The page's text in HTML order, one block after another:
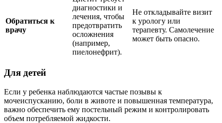
Обратиться к
врачу
диагностики и
лечения, чтобы
предотвратить
осложнения
(например,
пиелонефрит).
Не откладывайте визит
к урологу или
терапевту. Самолечение
может быть опасно.
Для детей
Если у ребенка наблюдаются частые позывы к
мочеиспусканию, боли в животе и повышенная температура,
важно обеспечить ему постельный режим и контролировать
объем потребляемой жидкости.